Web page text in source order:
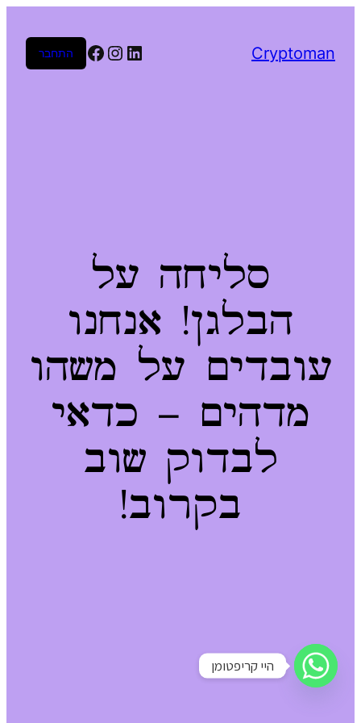
Cryptoman
LinkedIn
Instagram
Facebook
התחבר
סליחה על
הבלגן! אנחנו
עובדים על משהו
מדהים – כדאי
לבדוק שוב
בקרוב!
היי קריפטומן